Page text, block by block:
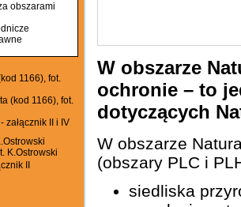
obszarami
1166), fot.
załącznik II i IV
II
W obszarze
ochronie – to
dotyczących
W obszarze
(obszary PLC i
siedliska